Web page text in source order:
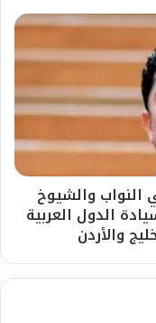
النواب والشيوخ
الدول العربية
والأردن